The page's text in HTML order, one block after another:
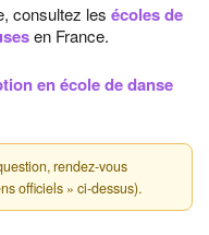
consultez les écoles de
en France.
en école de danse
rendez-vous
officiels » ci-dessus).